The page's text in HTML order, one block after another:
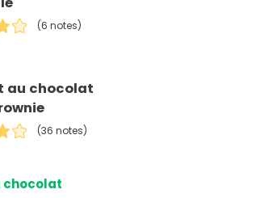
(6 notes)
au chocolat
(36 notes)
chocolat